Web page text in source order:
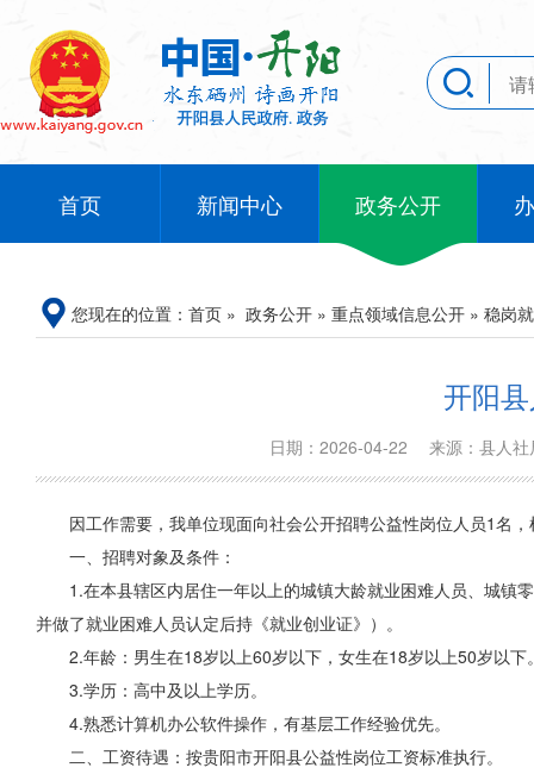
首页 新闻中心 政务公开
您现在的位置： 首页 » 政务公开 » 重点领域信息公开 » 稳岗
开阳
日期：2026-04-22 来源：县人
因工作需要，我单位现面向社会公开招聘公益性岗位人员1名
一、招聘对象及条件：
1.在本县辖区内居住一年以上的城镇大龄就业困难人员、城镇
并做了就业困难人员认定后持《就业创业证》）。
2.年龄：男生在18岁以上60岁以下，女生在18岁以上50岁以下
3.学历：高中及以上学历。
4.熟悉计算机办公软件操作，有基层工作经验优先。
二、工资待遇：按贵阳市开阳县公益性岗位工资标准执行。